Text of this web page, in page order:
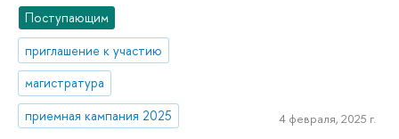
Поступающим
приглашение к участию
магистратура
приемная кампания 2025
4 февраля, 2025 г.